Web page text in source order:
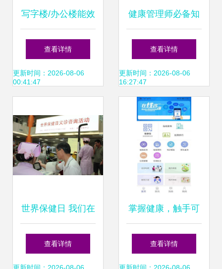
写字楼/办公楼能效
升级 安科瑞能源管
理系统，一步图解
查看详情
更新时间：2026-08-06
00:41:47
健康管理师必备知
识之高血压患者管
理效果的监测与评
价指标
查看详情
更新时间：2026-08-06
16:27:47
世界保健日 我们在
行动 健康管理科义
查看详情
掌握健康，触手可
及——掌上兴医
查看详情